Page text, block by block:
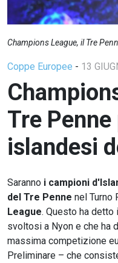
Champions League, il Tre
Coppe Europee - 13
Tre
islandesi
Saranno i campioni
del Tre Penne nel Turno
League. Questo ha
svoltosi a Nyon e che ha
massima competizione
Preliminare – che